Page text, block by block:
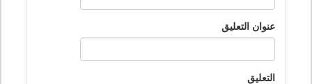
عنوان التعليق
التعليق